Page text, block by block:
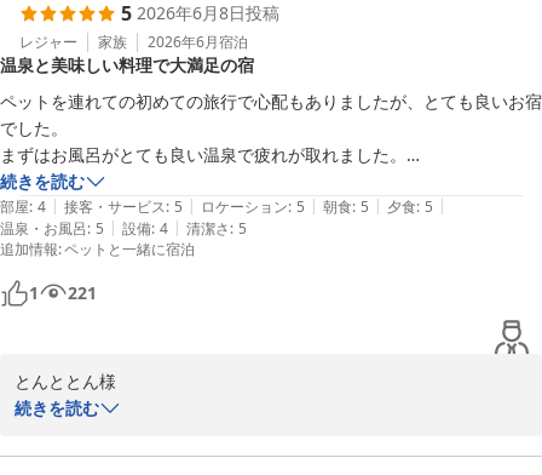
また、温泉街での散策もお楽しみいただけたようですね。温泉まん
じゅうやラジウム卵は、小野川温泉ならではの楽しみの一つですの
で、お土産としてお手元に残る良い思い出となりましたら幸いで
す。
次回、米沢にお越しの際も、ぜひ当館をご指名いただけますと幸い
です。またお迎えできる日をスタッフ一同、心よりお待ち申し上げ
ております。
この度はご宿泊ならびに温かいご感想をお寄せいただき、誠にあり
がとうございました。
2026-07-24
5 2026年6月8日投稿
レジャー 家族 2026年6月宿泊
温泉と美味しい料理で大満足の宿
ペットを連れての初めての旅行で心配もありましたが、とても良いお宿
でした。
まずはお風呂がとても良い温泉で疲れが取れました。
お料理は夕食、朝食どちらもとても美味しくボリーュームもあり大満足
でした。お部屋は広く犬ものびのびと過ごせました。
設備についてはかなり古いのですが、値段的には納得できるものです。
続きを読む
部屋: 4 | 接客・サービス: 5 | ロケーション: 5 | 朝食: 5 | 夕食: 5 |
温泉・お風呂: 5 | 設備: 4 | 清潔さ: 5
追加情報:ペットと一緒に宿泊
1 221
とんととん様
この度は小野川温泉 吾妻荘 別館吾妻園にご宿泊いただき、誠にあ
ご旅行に、数ある宿の中から当館をお選びいただきましたこと、心
続きを読む